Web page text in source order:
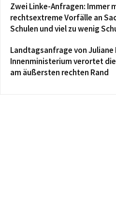
Zwei Linke-Anfragen: Immer
rechtsextreme Vorfälle an
Schulen und viel zu wenig
Landtagsanfrage von Juliane
Innenministerium verortet
am äußersten rechten Rand